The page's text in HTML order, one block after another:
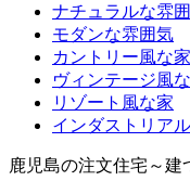
ナチュラルな雰
モダンな雰囲気
カントリー風な家
ヴィンテージ風
リゾート風な家
インダストリア
鹿児島の注文住宅～建